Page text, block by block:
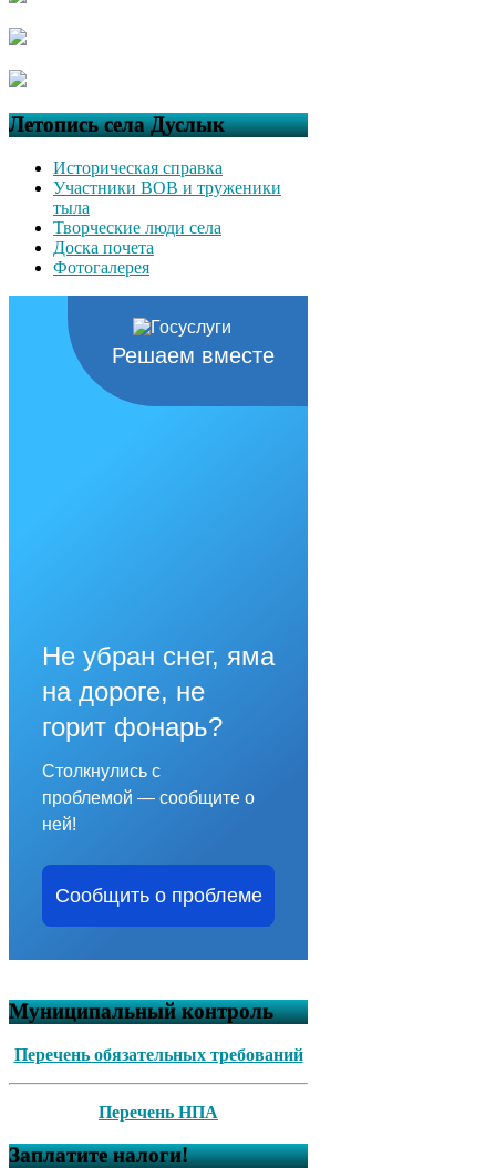
Летопись села Дуслык
Историческая справка
Участники ВОВ и труженики
тыла
Творческие люди села
Доска почета
Фотогалерея
Решаем вместе
Не убран снег, яма
на дороге, не
горит фонарь?
Столкнулись с
проблемой — сообщите о
ней!
Сообщить о проблеме
Муниципальный контроль
Перечень обязательных требований
Перечень НПА
Заплатите налоги!